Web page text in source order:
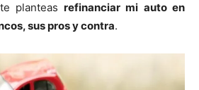
planteasrefinanciar mi auto en
sus pros y contra.